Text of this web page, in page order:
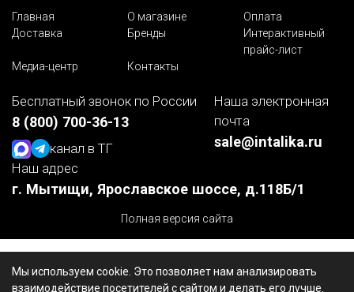
Мы используем cookie. Это позволяет нам анализировать
взаимодействие посетителей с сайтом и делать его лучше.
Главная О магазине
Оплата
Доставка
Бренды
Интерактивный
прайс-лист
Медиа-центр
Контакты
Бесплатный звонок по России
8 (800) 700-36-13
канал в ТГ
Наша электронная
почта
sale@intalika.ru
Наш адрес
г. Мытищи, Ярославское шоссе, д.118Б/1
Полная версия сайта